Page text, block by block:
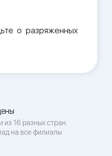
о разряженных
16 разных стран.
на все филиалы